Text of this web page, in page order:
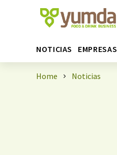
NOTICIAS EMPRESAS
Home Noticias